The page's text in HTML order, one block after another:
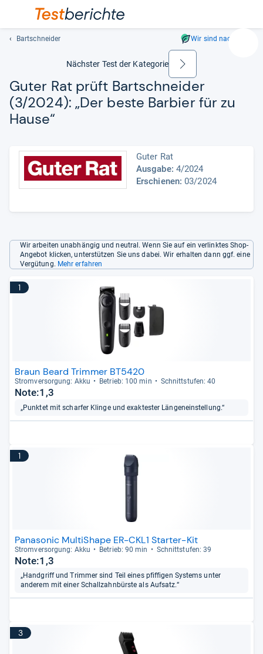
drei
Bartschneider Wir sind nachhaltig
Guter Rat prüft Bart­schnei­der
(3/2024): „Der beste Bar­bier für zu
Hause“
Nächster Test der Kategorie weiter
Guter Rat
Ausgabe: 4/2024
Erschienen: 03/2024
Wir arbeiten unabhängig und neutral. Wenn Sie auf ein verlinktes Shop-
Angebot klicken, unterstützen Sie uns dabei. Wir erhalten dann ggf. eine
Vergütung. Mehr erfahren
1
Braun Beard Trimmer BT5420
Strom­ver­sor­gung: Akku Betrieb: 100 min Schnitt­stu­fen: 40
Note:1,3
„Punktet mit scharfer Klinge und exaktester Längeneinstellung.“
1
Panasonic MultiShape ER-CKL1 Starter-Kit
Strom­ver­sor­gung: Akku Betrieb: 90 min Schnitt­stu­fen: 39
Note:1,3
„Handgriff und Trimmer sind Teil eines pfiffigen Systems unter
anderem mit einer Schallzahnbürste als Aufsatz.“
3